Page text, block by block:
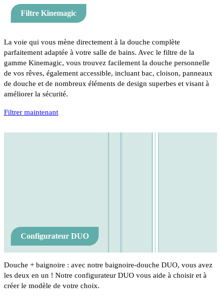
Filtre Kinemagic
La voie qui vous mène directement à la douche complète
parfaitement adaptée à votre salle de bains. Avec le filtre de la
gamme Kinemagic, vous trouvez facilement la douche personnelle
de vos rêves, également accessible, incluant bac, cloison, panneaux
de douche et de nombreux éléments de design superbes et visant à
améliorer la sécurité.
Filtrer maintenant
Configurateur DUO
Douche + baignoire : avec notre baignoire-douche DUO, vous avez
les deux en un ! Notre configurateur DUO vous aide à choisir et à
créer le modèle de votre choix.